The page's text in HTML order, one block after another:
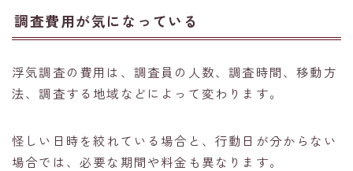
調査費用が気になっている
浮気調査の費用は、調査員の人数、調査時間、移動方
法、調査する地域などによって変わります。
怪しい日時を絞れている場合と、行動日が分からない
場合では、必要な期間や料金も異なります。